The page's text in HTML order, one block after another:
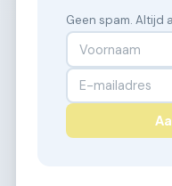
Geen spam. Altijd